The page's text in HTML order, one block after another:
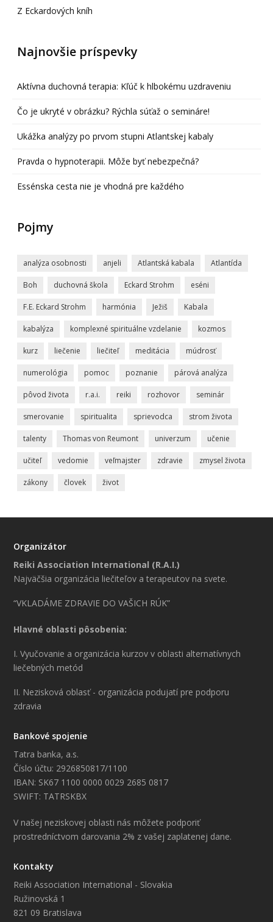
Z Eckardových kníh
Najnovšie príspevky
Aktívna duchovná terapia: Kľúč k hlbokému uzdraveniu
Čo je ukryté v obrázku? Rýchla súťaž o semináre!
Ukážka analýzy po prvom stupni Atlantskej kabaly
Pravda o hypnoterapii. Môže byť nebezpečná?
Essénska cesta nie je vhodná pre každého
Pojmy
analýza osobnosti anjeli Atlantská kabala Atlantída
Boh duchovná škola Eckard Strohm eséni
F.E. Eckard Strohm harmónia Ježiš Kabala
kabalýza komplexné spirituálne vzdelanie kozmos
kurz liečenie liečiteľ meditácia múdrosť
numerológia pomoc poznanie párová analýza
pôvod života r.a.i. reiki rozhovor seminár
smerovanie spiritualita sprievodca strom života
talenty Thomas von Reumont univerzum učenie
učiteľ vedomie veľmajster zdravie zmysel života
zákony človek život
Organizátor
Reiki Association International (R.A.I.)
Najväčšia organizácia liečiteľov a terapeutov na svete.
“VKLADÁME ZDRAVIE DO VAŠICH RÚK”
Hlavné oblasti pôsobenia:
I. Vyučovanie a organizácia kurzov v oblasti alternatívnych
liečebných metód
II. Nezisková oblasť - organizácia podujatí pre podporu
zdravia
Bankové spojenie
Tatra banka, a.s.
Číslo účtu: 2926850817/1100
IBAN: SK67 1100 0000 0029 2685 0817
SWIFT: TATRSKBX
V našej neziskovej oblasti nás môžete podporiť
prostredníctvom darovania 2% z vašej zaplatenej dane.
Kontakty
Reiki Association International - Slovakia
Ružinovská 1
821 09 Bratislava